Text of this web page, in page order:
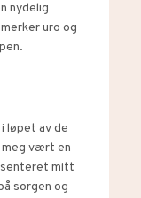
nydelig
uro og
løpet av de
vært en
mitt
sorgen og